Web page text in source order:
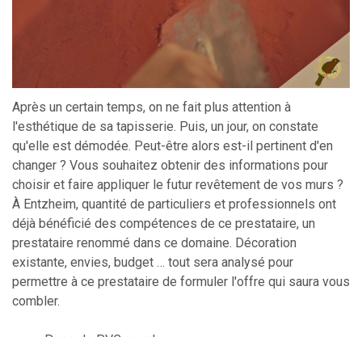
Après un certain temps, on ne fait plus attention à
l'esthétique de sa tapisserie. Puis, un jour, on constate
qu'elle est démodée. Peut-être alors est-il pertinent d'en
changer ? Vous souhaitez obtenir des informations pour
choisir et faire appliquer le futur revêtement de vos murs ?
À Entzheim, quantité de particuliers et professionnels ont
déjà bénéficié des compétences de ce prestataire, un
prestataire renommé dans ce domaine. Décoration
existante, envies, budget … tout sera analysé pour
permettre à ce prestataire de formuler l'offre qui saura vous
combler.